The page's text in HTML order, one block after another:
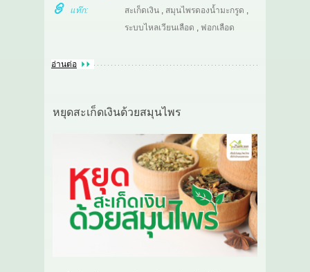
แท๊ก: สะเก็ดเงิน, สมุนไพรดองน้ำมะกรูด
ระบบไหลเวียนเลือด
ฟอกเลือด
อ่านต่อ
หยุดสะเก็ดเงินด้วยสมุนไพร